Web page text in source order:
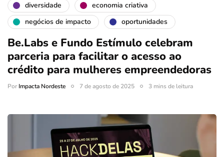
diversidade
economia criativa
negócios de impacto
oportunidades
Be.Labs e Fundo Estímulo celebram
parceria para facilitar o acesso ao
crédito para mulheres empreendedoras
PorImpacta Nordeste 7 de agosto de 2025 3 mins de leitura